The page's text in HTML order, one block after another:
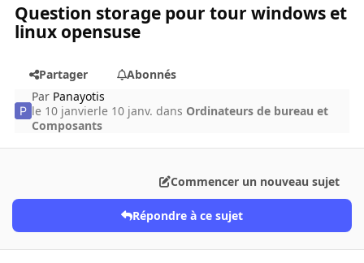
Question storage pour tour windows et
linux opensuse
Partager
Abonnés
Par Panayotis
le 10 janvierle 10 janv. dans Ordinateurs de bureau et
Composants
Commencer un nouveau sujet
Répondre à ce sujet